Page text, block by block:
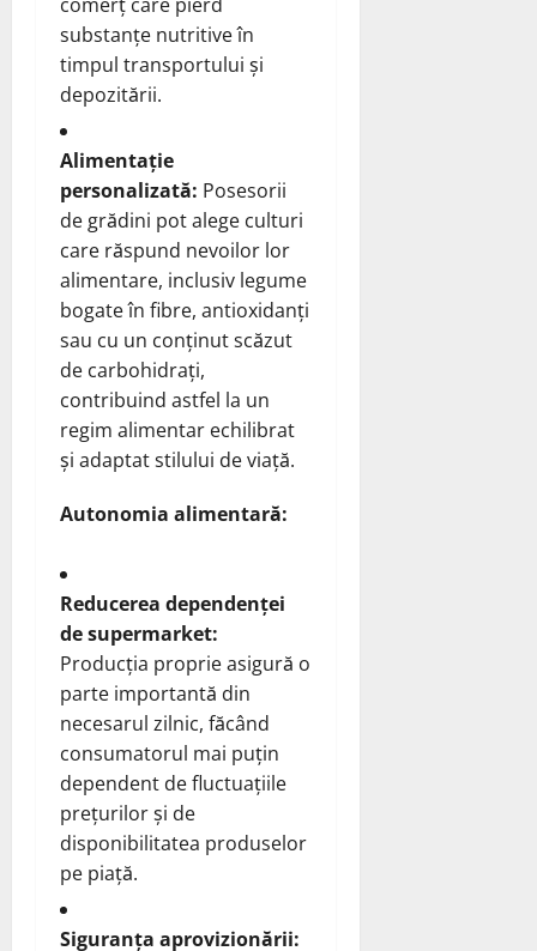
substanțe nutritive în
timpul transportului și
depozitării.
Alimentație
personalizată: Posesorii
de grădini pot alege culturi
care răspund nevoilor lor
alimentare, inclusiv legume
bogate în fibre, antioxidanți
sau cu un conținut scăzut
de carbohidrați,
contribuind astfel la un
regim alimentar echilibrat
și adaptat stilului de viață.
Autonomia alimentară:
Reducerea dependenței
de supermarket:
Producția proprie asigură o
parte importantă din
necesarul zilnic, făcând
consumatorul mai puțin
dependent de fluctuațiile
prețurilor și de
disponibilitatea produselor
pe piață.
Siguranța aprovizionării: